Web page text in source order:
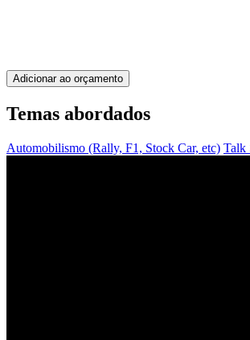
Adicionar ao orçamento
Temas abordados
Automobilismo (Rally, F1, Stock Car, etc) Talk